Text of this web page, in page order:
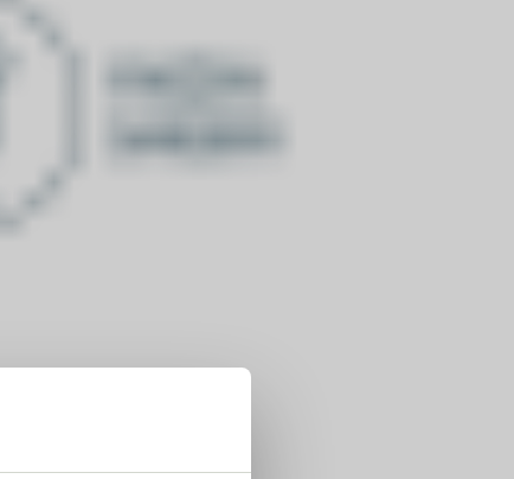
-3cl Limettensaft